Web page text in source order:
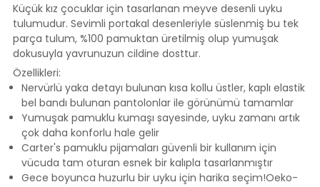
Küçük kız çocuklar için tasarlanan meyve desenli uyku
tulumudur. Sevimli portakal desenleriyle süslenmiş bu tek
parça tulum, %100 pamuktan üretilmiş olup yumuşak
dokusuyla yavrunuzun cildine dosttur.
Özellikleri:
Nervürlü yaka detayı bulunan kısa kollu üstler, kaplı elastik
bel bandı bulunan pantolonlar ile görünümü tamamlar
Yumuşak pamuklu kumaşı sayesinde, uyku zamanı artık
çok daha konforlu hale gelir
Carter's pamuklu pijamaları güvenli bir kullanım için
vücuda tam oturan esnek bir kalıpla tasarlanmıştır
Gece boyunca huzurlu bir uyku için harika seçim!Oeko-